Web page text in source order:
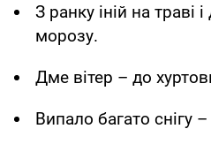
З ранку іній на траві
морозу.
Дме вітер – до
Випало багато снігу